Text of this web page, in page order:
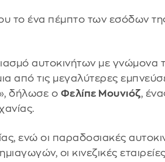
το ένα πέμπτο των εσόδων
αυτοκινήτων με γνώμονα
από τις μεγαλύτερες
δήλωσε ο Φελίπε Μουνιόζ,
ενώ οι παραδοσιακές
οι κινεζικές